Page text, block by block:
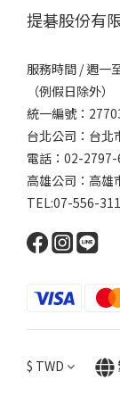
提碁股份有
服務時間 / 週一
（例假日除外）
統一編號：
台北公司：台北
電話：02-2797-
高雄公司：高雄
TEL:07-556-
$ TWD